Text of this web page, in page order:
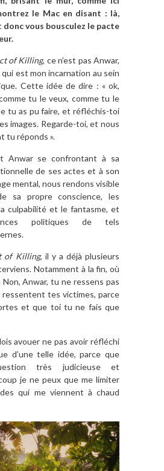
le Mac en disant : là,
donc vous bousculez le pacte
of Killing, ce n’est pas Anwar,
est mon incarnation au sein
Cette idée de dire : « ok,
tu le veux, comme tu le
tu as pu faire, et réfléchis-toi
images. Regarde-toi, et nous
tu réponds ».
Anwar se confrontant à sa
de ses actes et à son
mental, nous rendons visible
sa propre conscience, les
culpabilité et le fantasme, et
politiques de tels
of Killing, il y a déjà plusieurs
Notamment à la fin, où
Anwar, tu ne ressens pas
ressentent tes victimes, parce
et que toi tu ne fais que
avouer ne pas avoir réfléchi
d’une telle idée, parce que
très judicieuse et
je ne peux que me limiter
qui me viennent à chaud